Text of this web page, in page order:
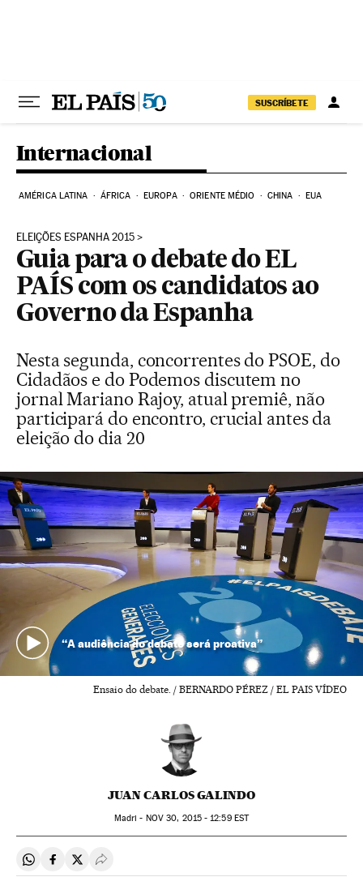
SUSCRÍBETE
Internacional
AMÉRICA LATINA ÁFRICA EUROPA ORIENTE MÉDIO CHINA EUA
ELEIÇÕES ESPANHA 2015
Guia para o debate do EL
PAÍS com os candidatos ao
Governo da Espanha
Nesta segunda, concorrentes do PSOE, do
Cidadãos e do Podemos discutem no
jornal Mariano Rajoy, atual premiê, não
participará do encontro, crucial antes da
eleição do dia 20
“A audiência do debate será proativa”
Ensaio do debate. / BERNARDO PÉREZ / EL PAIS VÍDEO
JUAN CARLOS GALINDO
Madri - NOV 30, 2015 - 12:59EST
Compartir en Whatsapp
Compartir en Facebook
Compartir en Twitter
Desplegar Redes Sociales